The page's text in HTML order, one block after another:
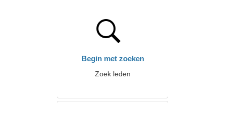
Begin met zoeken
Zoek leden